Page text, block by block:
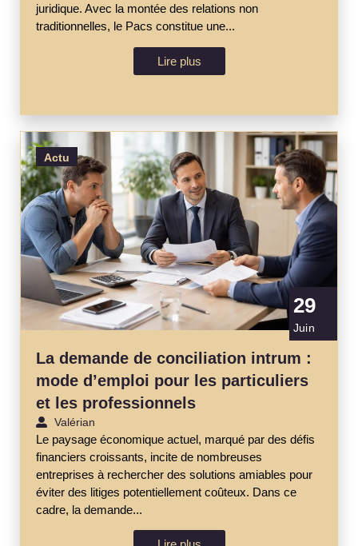
juridique. Avec la montée des relations non
traditionnelles, le Pacs constitue une...
Lire plus
Actu
29
Juin
La demande de conciliation intrum :
mode d’emploi pour les particuliers
et les professionnels
Valérian
Le paysage économique actuel, marqué par des défis
financiers croissants, incite de nombreuses
entreprises à rechercher des solutions amiables pour
éviter des litiges potentiellement coûteux. Dans ce
cadre, la demande...